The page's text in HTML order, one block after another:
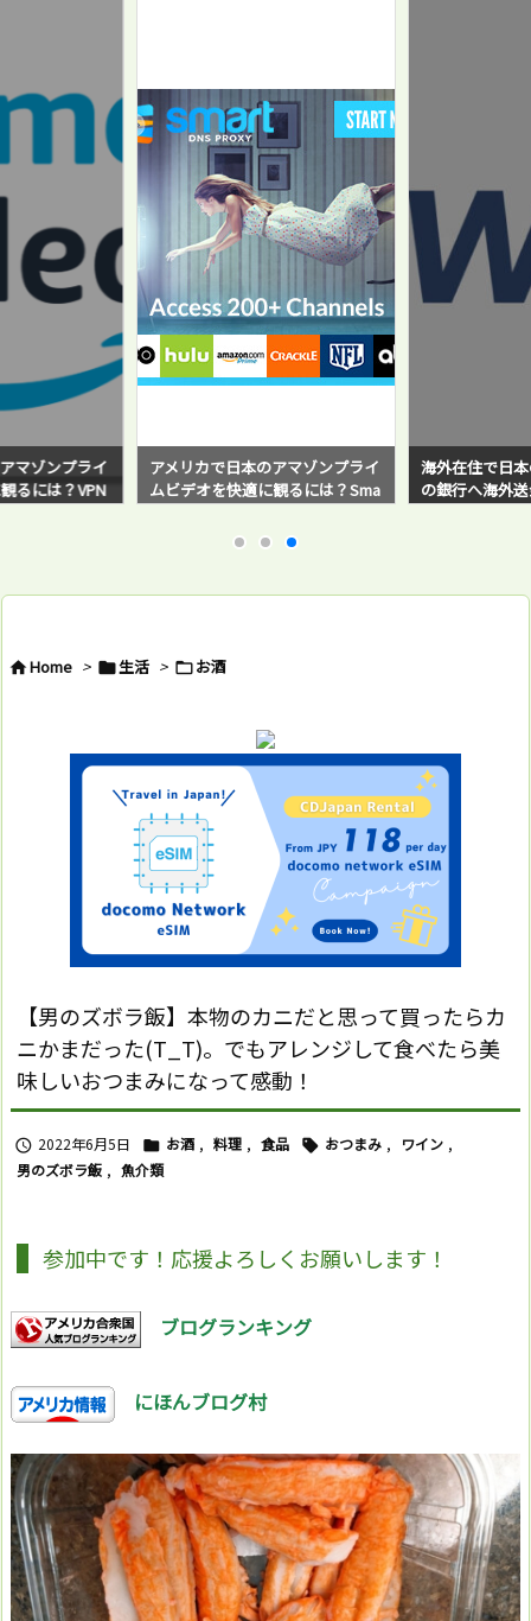
マゾンプライ
るには？VPN
じている方必
アメリカで日本のアマゾンプライ
ムビデオを快適に観るには？Sma
rt DNS Proxyサービスを使ってみ
たら超快適だった！
海外在住で日
の銀行へ海外
sferWise）の
Home > 生活 > お酒
【男のズボラ飯】本物のカニだと思って買ったらカ
ニかまだった(T_T)。でもアレンジして食べたら美
味しいおつまみになって感動！
 2022年6月5日  お酒 , 料理 , 食品  おつまみ , ワイン ,
男のズボラ飯 , 魚介類
参加中です！応援よろしくお願いします！
ブログランキング
にほんブログ村